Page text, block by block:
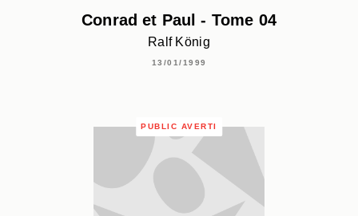
Conrad et Paul - Tome 04
Ralf König
13/01/1999
PUBLIC AVERTI